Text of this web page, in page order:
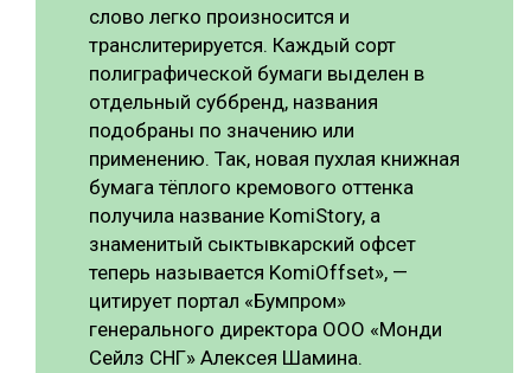
слово легко произносится и
транслитерируется. Каждый сорт
полиграфической бумаги выделен в
отдельный суббренд, названия
подобраны по значению или
применению. Так, новая пухлая книжная
бумага тёплого кремового оттенка
получила название KomiStory, а
знаменитый сыктывкарский офсет
теперь называется KomiOffset», —
цитирует портал «Бумпром»
генерального директора ООО «Монди
Сейлз СНГ» Алексея Шамина.